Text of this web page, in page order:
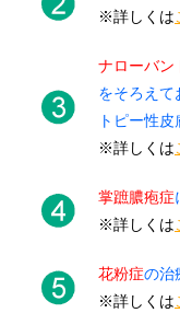
※詳しくは
ナローバン
をそろえて
トピー性
※詳しくは
掌蹠膿疱症
※詳しくは
花粉症の治
※詳しくは